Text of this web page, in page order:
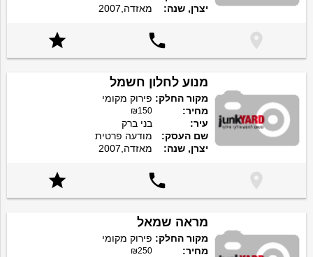
יצרן, שנה:
מאזדה,2007



מנוע לחלון חשמל
מקור החלק: פירוק מקומי
מחיר:
₪150
עיר:
בני ברק
שם העסק:
מודעה פרטית
יצרן, שנה:
מאזדה,2007



מראה שמאל
מקור החלק: פירוק מקומי
מחיר:
₪250